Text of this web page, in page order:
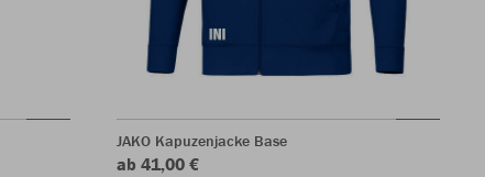
JAKO Kapuzenjacke Base
ab 41,00 €